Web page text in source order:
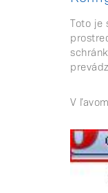
Toto je
V